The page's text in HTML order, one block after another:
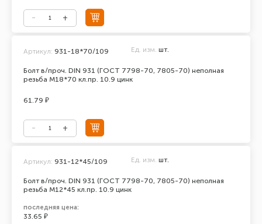
Болт в/проч. DIN 931 (ГОСТ 7798-70, 7805-70) неполная
резьба М18*70 кл.пр. 10.9 цинк
Артикул: 931-18*70/109 Ед. изм. шт.
61.79 ₽
Болт в/проч. DIN 931 (ГОСТ 7798-70, 7805-70) неполная
резьба М12*45 кл.пр. 10.9 цинк
Артикул: 931-12*45/109 Ед. изм. шт.
последняя цена:
33.65 ₽